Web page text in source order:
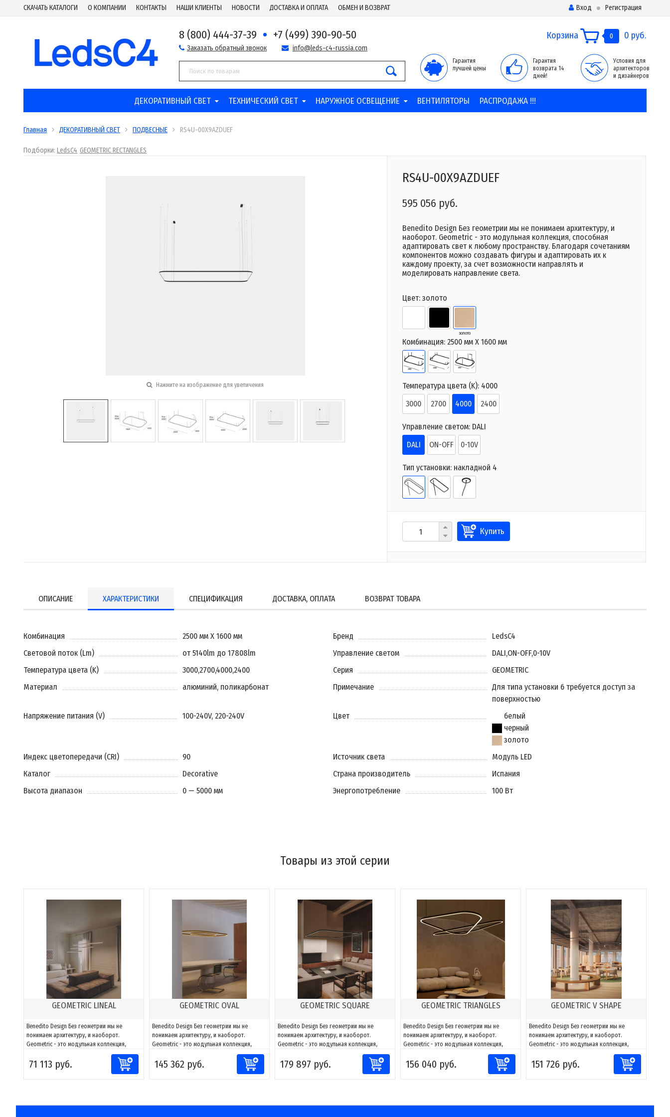
СКАЧАТЬ КАТАЛОГИ О КОМПАНИИ КОНТАКТЫ НАШИ КЛИЕНТЫ НОВОСТИ ДОСТАВКА И ОПЛАТА ОБМЕН И ВОЗВРАТ Вход Регистрация
8 (800) 444-37-39 +7 (499) 390-90-50
Заказать обратный звонок info@leds-c4-russia.com
Корзина 0 0 руб.
Гарантия
лучшей цены
Гарантия
возврата 14
дней!
Условия для
архитекторов
и дизайнеров
ДЕКОРАТИВНЫЙ СВЕТ ТЕХНИЧЕСКИЙ СВЕТ НАРУЖНОЕ ОСВЕЩЕНИЕ ВЕНТИЛЯТОРЫ РАСПРОДАЖА !!!
Главная ДЕКОРАТИВНЫЙ СВЕТ ПОДВЕСНЫЕ RS4U-00X9AZDUEF
Подборки: LedsC4 GEOMETRIC RECTANGLES
Нажмите на изображение для увеличения
RS4U-00X9AZDUEF
595 056 руб.
Benedito Design Без геометрии мы не понимаем архитектуру, и
наоборот. Geometric - это модульная коллекция, способная
адаптировать свет к любому пространству. Благодаря сочетаниям
компонентов можно создавать фигуры и адаптировать их к
каждому проекту, за счет возможности направлять и
моделировать направление света.
Цвет: золото
золото
Комбинация: 2500 мм X 1600 мм
Температура цвета (K): 4000
3000
2700 4000 2400
Управление светом: DALI
DALI
ON-OFF 0-10V
Тип установки: накладной 4
Купить
ОПИСАНИЕ ХАРАКТЕРИСТИКИ СПЕЦИФИКАЦИЯ ДОСТАВКА, ОПЛАТА ВОЗВРАТ ТОВАРА
Комбинация 2500 мм X 1600 мм Бренд
LedsC4
Световой поток (Lm)
от 5140lm до 17808lm Управление светом DALI,ON-OFF,0-10V
Температура цвета (K)
3000,2700,4000,2400 Серия
GEOMETRIC
Материал
алюминий, поликарбонат Примечание
Для типа установки 6 требуется доступ за
поверхностью
Напряжение питания (V)
100-240V, 220-240V Цвет
белый
черный
золото
Индекс цветопередачи (CRI)
90 Источник света
Модуль LED
Каталог
Decorative Страна производитель
Испания
Высота диапазон
0 — 5000 мм Энергопотребление 100 Вт
Товары из этой серии
GEOMETRIC LINEAL
Benedito Design Без геометрии мы не
понимаем архитектуру, и наоборот.
Geometric - это модульная коллекция,
способная адаптировать свет к любому
пространству. Благодаря сочетаниям
компонентов можно создавать фигуры и
71 113 руб.
GEOMETRIC OVAL
Benedito Design Без геометрии мы не
понимаем архитектуру, и наоборот.
Geometric - это модульная коллекция,
способная адаптировать свет к любому
пространству. Благодаря сочетаниям
компонентов можно создавать фигуры и
145 362 руб.
GEOMETRIC SQUARE
Benedito Design Без геометрии мы не
понимаем архитектуру, и наоборот.
Geometric - это модульная коллекция,
способная адаптировать свет к любому
пространству. Благодаря сочетаниям
компонентов можно создавать фигуры и
179 897 руб.
GEOMETRIC TRIANGLES
Benedito Design Без геометрии мы не
понимаем архитектуру, и наоборот.
Geometric - это модульная коллекция,
способная адаптировать свет к любому
пространству. Благодаря сочетаниям
компонентов можно создавать фигуры и
156 040 руб.
GEOMETRIC V SHAPE
Benedito Design Без геометрии мы не
понимаем архитектуру, и наоборот.
Geometric - это модульная коллекция,
способная адаптировать свет к любому
пространству. Благодаря сочетаниям
компонентов можно создавать фигуры и
151 726 руб.